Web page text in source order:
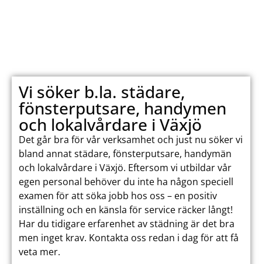
Vi söker b.la. städare,
fönsterputsare, handymen
och lokalvårdare i Växjö
Det går bra för vår verksamhet och just nu söker vi
bland annat städare, fönsterputsare, handymän
och lokalvårdare i Växjö. Eftersom vi utbildar vår
egen personal behöver du inte ha någon speciell
examen för att söka jobb hos oss – en positiv
inställning och en känsla för service räcker långt!
Har du tidigare erfarenhet av städning är det bra
men inget krav. Kontakta oss redan i dag för att få
veta mer.